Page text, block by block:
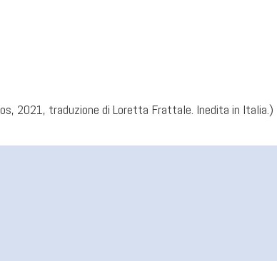
2021, traduzione di Loretta Frattale. Inedita in Italia.)